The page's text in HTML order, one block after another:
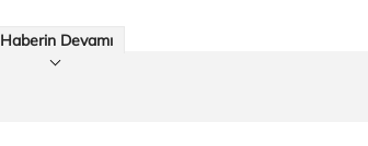
Haberin Devamı